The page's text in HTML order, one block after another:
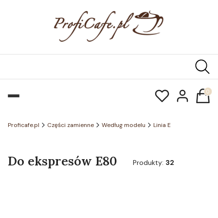
Proficafe.pl Części zamienne Według modelu Linia E
Do ekspresów E80 Produkty: 32